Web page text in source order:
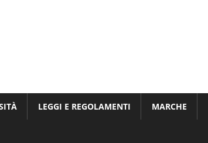
LEGGI E REGOLAMENTI MARCHE